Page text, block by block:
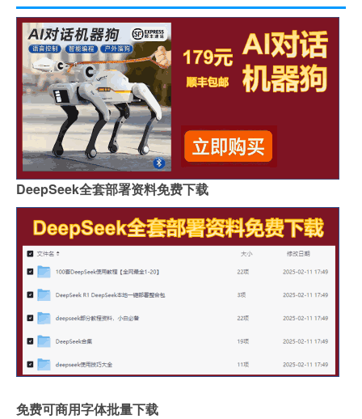
DeepSeek全套部署资料免费下载
免费可商用字体批量下载